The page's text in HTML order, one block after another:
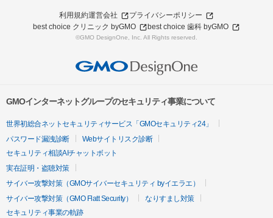
利用規約運営会社
プライバシーポリシー
best choice クリニック byGMO
best choice 歯科 byGMO
©GMO DesignOne, Inc. All Rights reserved.
GMOインターネットグループのセキュリティ事業について
世界初総合ネットセキュリティサービス「GMOセキュリティ24」
パスワード漏洩診断
Webサイトリスク診断
セキュリティ相談AIチャットボット
実在証明・盗聴対策
サイバー攻撃対策（GMOサイバーセキュリティ byイエラエ）
サイバー攻撃対策（GMO Flatt Security）
なりすまし対策
セキュリティ事業の軌跡